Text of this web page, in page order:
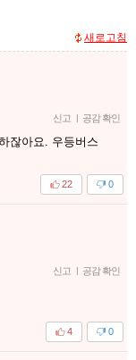
새로고침
신고 | 공감 확인
잖아요. 우등버스
0
22
신고 | 공감 확인
0
4